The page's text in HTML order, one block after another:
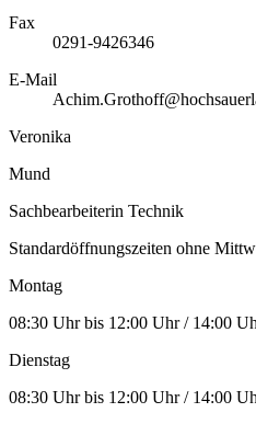
Fax
0291-9426346
E-Mail
Veronika
Mund
Sachbearbeiterin Technik
Standardöffnungszeiten ohne
Montag
08:30 Uhr bis 12:00 Uhr / 14:00
Dienstag
08:30 Uhr bis 12:00 Uhr / 14:00